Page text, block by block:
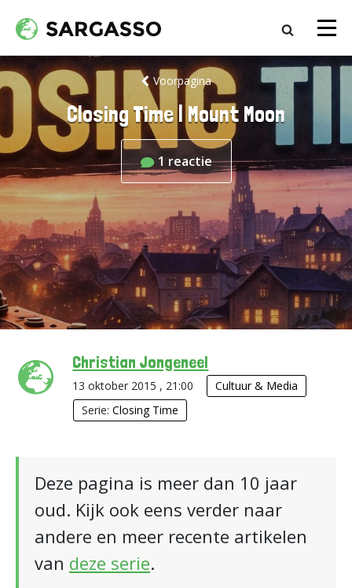
Voorpagina
Closing Time | Mount Moon
1 reactie
Christian Jongeneel
13 oktober 2015 , 21:00
Cultuur & Media
Serie:Closing Time
Deze pagina is meer dan 10 jaar
oud. Kijk ook eens verder naar
andere en meer recente artikelen
van deze serie.